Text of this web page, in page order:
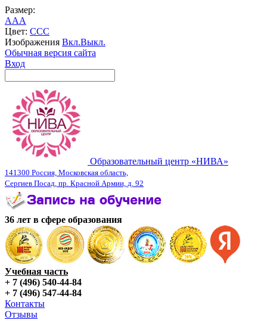
Размер:
AAA
Цвет: CCC
Изображения Вкл.Выкл.
Обычная версия сайта
Вход
Образовательный центр «НИВА»
141300 Россия, Московская область,
Сергиев Посад, пр. Красной Армии, д. 92
36 лет в сфере образования
Учебная часть
+ 7 (496) 540-44-84
+ 7 (496) 547-44-84
Контакты
Отзывы